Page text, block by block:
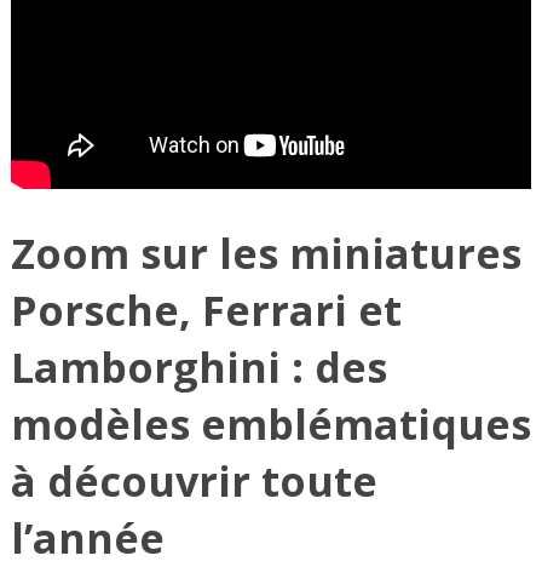
Zoom sur les miniatures
Porsche, Ferrari et
Lamborghini : des
modèles emblématiques
à découvrir toute
l’année